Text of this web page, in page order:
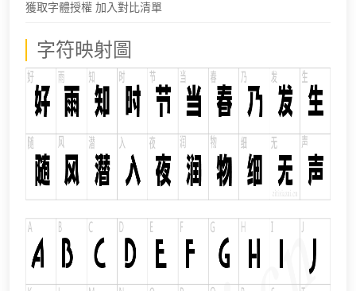
獲取字體授權 加入對比清單
字符映射圖